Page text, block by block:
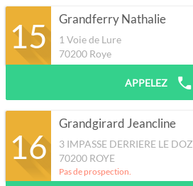
15 Grandferry Nathalie
1 Voie de Lure
70200 Roye
APPELEZ
16
Grandgirard Jeancline
3 IMPASSE DERRIERE LE DOZ
70200 ROYE
Pas de prospection.